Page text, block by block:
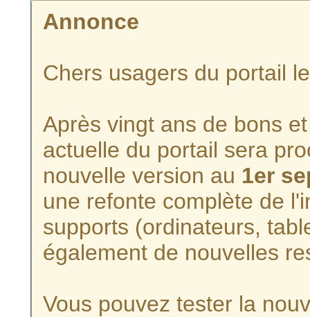
Annonce
Chers usagers du portail
Après vingt ans de bons
actuelle du portail sera
nouvelle version au 1er
une refonte complète de
supports (ordinateurs,
également de nouvelles
Vous pouvez tester la